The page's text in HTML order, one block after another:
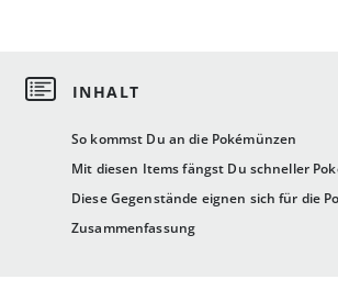
So kommst Du an die Pokémünzen
Mit diesen Items fängst Du schneller
Diese Gegenstände eignen sich für die
Zusammenfassung